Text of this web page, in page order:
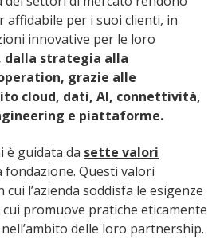
affidabile per i suoi clienti, in
innovative per le loro
dalla strategia alla
grazie alle
cloud, dati, AI, connettività,
e piattaforme.
è guidata da sette valori
fondazione. Questi valori
l’azienda soddisfa le esigenze
promuove pratiche eticamente
delle loro partnership.